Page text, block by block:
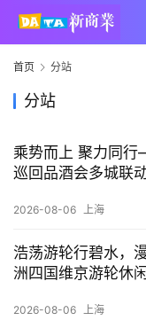
首页 分站
分站
乘势而上 聚力同
巡回品酒会多城联
2026-08-06 上海
浩荡游轮行碧水，
洲四国维京游轮休
2026-08-06 上海